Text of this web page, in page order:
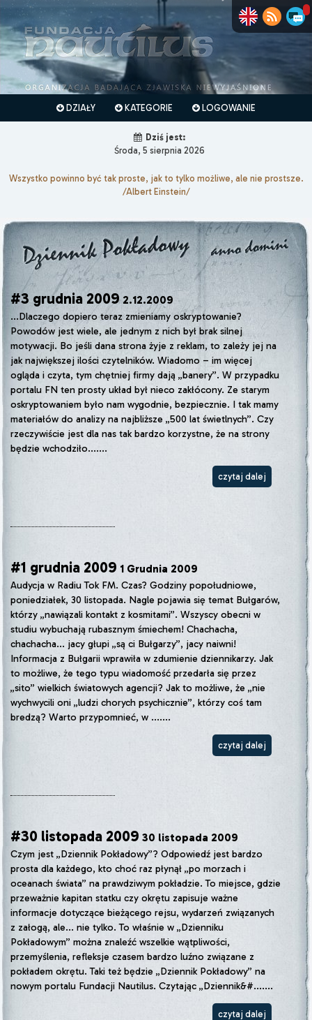
DZIAŁY KATEGORIE LOGOWANIE
Dziś jest:
Środa, 5 sierpnia 2026
Wszystko powinno być tak proste, jak to tylko możliwe, ale nie prostsze.
/Albert Einstein/
#3 grudnia 2009 2.12.2009
...Dlaczego dopiero teraz zmieniamy oskryptowanie?
Powodów jest wiele, ale jednym z nich był brak silnej
motywacji. Bo jeśli dana strona żyje z reklam, to zależy jej na
jak największej ilości czytelników. Wiadomo – im więcej
ogląda i czyta, tym chętniej firmy dają „banery”. W przypadku
portalu FN ten prosty układ był nieco zakłócony. Ze starym
oskryptowaniem było nam wygodnie, bezpiecznie. I tak mamy
materiałów do analizy na najbliższe „500 lat świetlnych”. Czy
rzeczywiście jest dla nas tak bardzo korzystne, że na strony
będzie wchodziło.......
czytaj dalej
#1 grudnia 2009 1 Grudnia 2009
Audycja w Radiu Tok FM. Czas? Godziny popołudniowe,
poniedziałek, 30 listopada. Nagle pojawia się temat Bułgarów,
którzy „nawiązali kontakt z kosmitami”. Wszyscy obecni w
studiu wybuchają rubasznym śmiechem! Chachacha,
chachacha... jacy głupi „są ci Bułgarzy”, jacy naiwni!
Informacja z Bułgarii wprawiła w zdumienie dziennikarzy. Jak
to możliwe, że tego typu wiadomość przedarła się przez
„sito” wielkich światowych agencji? Jak to możliwe, że „nie
wychwycili oni „ludzi chorych psychicznie”, którzy coś tam
bredzą? Warto przypomnieć, w .......
czytaj dalej
#30 listopada 2009 30 listopada 2009
Czym jest „Dziennik Pokładowy”? Odpowiedź jest bardzo
prosta dla każdego, kto choć raz płynął „po morzach i
oceanach świata” na prawdziwym pokładzie. To miejsce, gdzie
przeważnie kapitan statku czy okrętu zapisuje ważne
informacje dotyczące bieżącego rejsu, wydarzeń związanych
z załogą, ale... nie tylko. To właśnie w „Dzienniku
Pokładowym” można znaleźć wszelkie wątpliwości,
przemyślenia, refleksje czasem bardzo luźno związane z
pokładem okrętu. Taki też będzie „Dziennik Pokładowy” na
nowym portalu Fundacji Nautilus. Czytając „Dziennik&#.......
czytaj dalej